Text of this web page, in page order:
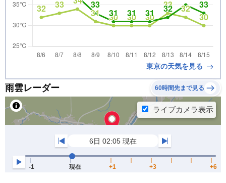
東京の天気を見る
雨雲レーダー 60時間先まで見る